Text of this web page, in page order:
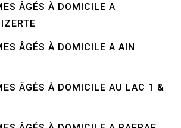
ÂGÉS À DOMICILE A
ÂGÉS À DOMICILE A AIN
ÂGÉS À DOMICILE AU LAC 1 &